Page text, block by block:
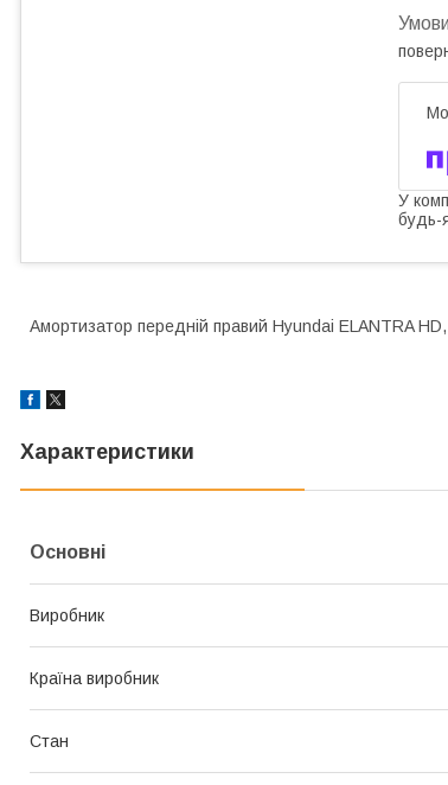
У
будь-
Амортизатор передній правий Hyundai ELANTRA
Характеристики
Основні
Виробник
Країна виробник
Стан